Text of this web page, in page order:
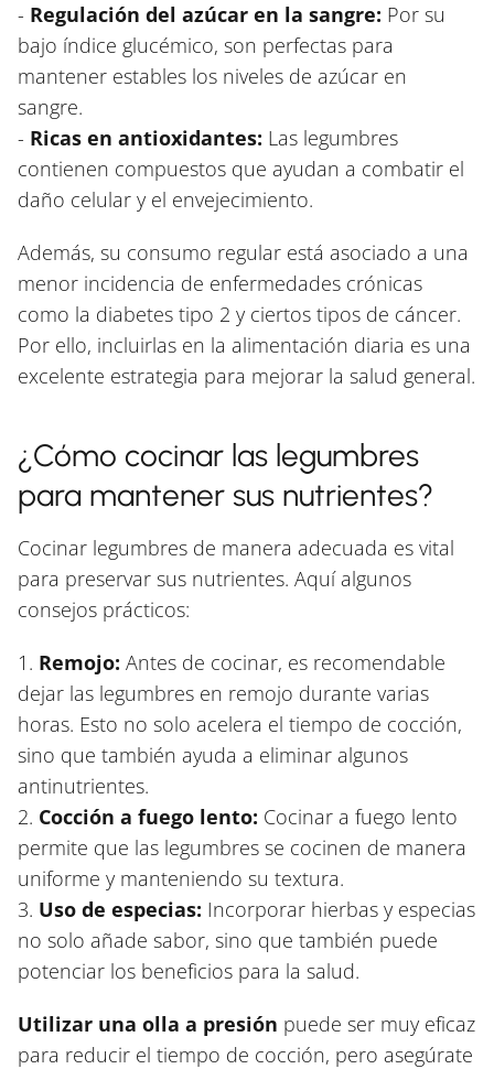
- Regulación del azúcar en la sangre: Por su
bajo índice glucémico, son perfectas para
mantener estables los niveles de azúcar en
sangre.
- Ricas en antioxidantes: Las legumbres
contienen compuestos que ayudan a combatir el
daño celular y el envejecimiento.
Además, su consumo regular está asociado a una
menor incidencia de enfermedades crónicas
como la diabetes tipo 2 y ciertos tipos de cáncer.
Por ello, incluirlas en la alimentación diaria es una
excelente estrategia para mejorar la salud general.
¿Cómo cocinar las legumbres
para mantener sus nutrientes?
Cocinar legumbres de manera adecuada es vital
para preservar sus nutrientes. Aquí algunos
consejos prácticos:
1. Remojo: Antes de cocinar, es recomendable
dejar las legumbres en remojo durante varias
horas. Esto no solo acelera el tiempo de cocción,
sino que también ayuda a eliminar algunos
antinutrientes.
2. Cocción a fuego lento: Cocinar a fuego lento
permite que las legumbres se cocinen de manera
uniforme y manteniendo su textura.
3. Uso de especias: Incorporar hierbas y especias
no solo añade sabor, sino que también puede
potenciar los beneficios para la salud.
Utilizar una olla a presión puede ser muy eficaz
para reducir el tiempo de cocción, pero asegúrate